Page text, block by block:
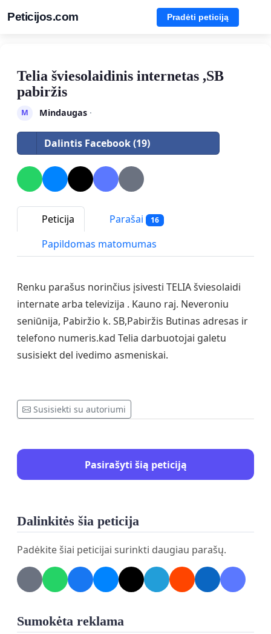
Peticijos.com Pradėti peticiją
Telia šviesolaidinis internetas ,SB
pabiržis
M Mindaugas·
Dalintis Facebook (19)
Peticija Parašai 16
Papildomas matomumas
Renku parašus norinčius įsivesti TELIA šviesolaidi
internate arba televizija . Kauno raj. Neveroniu
seniūnija, Pabiržio k. SB,Pabiržis Butinas adresas ir
telefono numeris.kad Telia darbuotojai galetu
susisiekt del ivedimo asmeniskai.
Susisiekti su autoriumi
Pasirašyti šią peticiją
Dalinkitės šia peticija
Padėkite šiai peticijai surinkti daugiau parašų.
Sumokėta reklama